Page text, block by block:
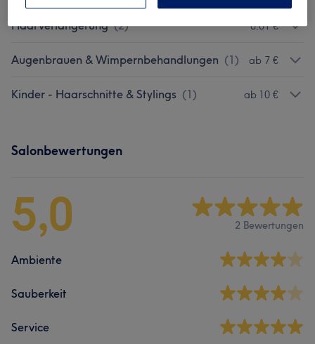
Haarverlängerung (2) 0,01 €
Augenbrauen & Wimpernbehandlungen (1) ab 7 €
Kinder - Haarschnitte & Stylings (1) ab 10 €
Salonbewertungen
5,0 2 Bewertungen
Ambiente
Sauberkeit
Service